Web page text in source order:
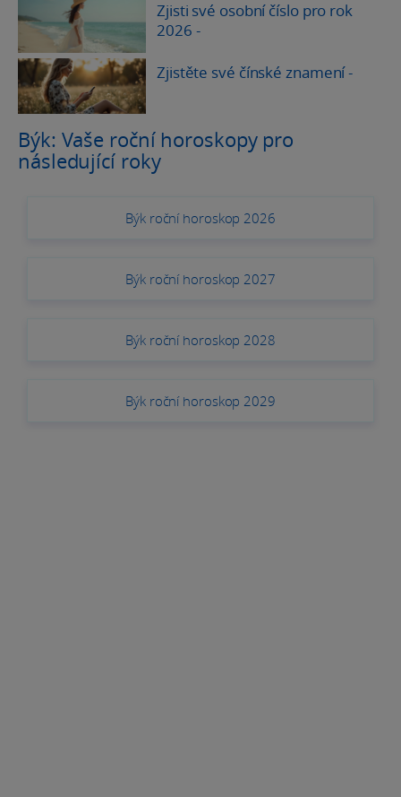
Zjisti své osobní číslo pro rok
2026 -
Zjistěte své čínské znamení-
Býk: Vaše roční horoskopy pro
následující roky
Býk roční horoskop 2026
Býk roční horoskop 2027
Býk roční horoskop 2028
Býk roční horoskop 2029